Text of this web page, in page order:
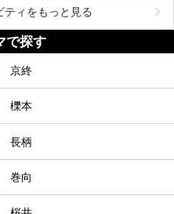
ティをもっと見る
で探す
京終
櫟本
長柄
巻向